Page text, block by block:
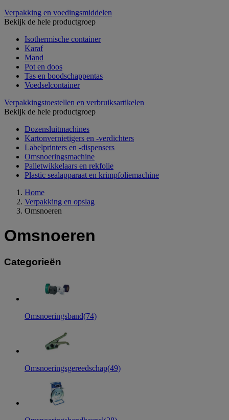
Verpakking en voedingsmiddelen
Bekijk de hele productgroep
Isothermische container
Karaf
Mand
Pot en doos
Tas en boodschappentas
Voedselcontainer
Verpakkingstoestellen en verbruiksartikelen
Bekijk de hele productgroep
Dozensluitmachines
Kartonvernietigers en -verdichters
Labelprinters en -dispensers
Omsnoeringsmachine
Palletwikkelaars en rekfolie
Plastic sealapparaat en krimpfoliemachine
Home
Verpakking en opslag
Omsnoeren
Omsnoeren
Categorieën
Omsnoeringsband(74)
Omsnoeringsgereedschap(49)